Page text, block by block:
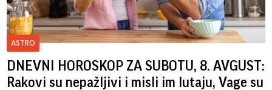
ASTRO
DNEVNI HOROSKOP ZA SUBOTU, 8. AVGUST:
Rakovi su nepažljivi i misli im lutaju, Vage su